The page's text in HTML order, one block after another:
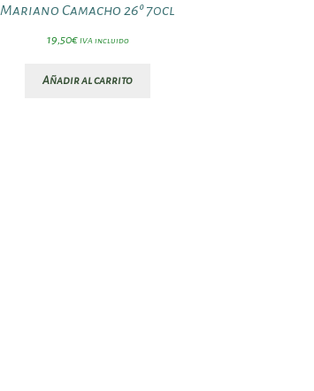
Mariano Camacho 26º 70cl
19,50€ IVA incluido
Añadir al carrito